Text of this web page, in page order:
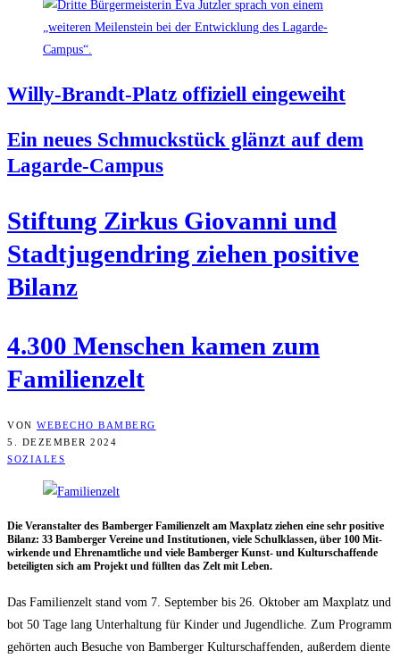
Wil­ly-Brandt-Platz offi­zi­ell eingeweiht
Ein neu­es Schmuck­stück glänzt auf dem
Lagarde-Campus
Stif­tung Zir­kus Gio­van­ni und
Stadt­ju­gend­ring zie­hen posi­ti­ve
Bilanz
4.300 Men­schen kamen zum
Familienzelt
VON WEBECHO BAMBERG
5. DEZEMBER 2024
SOZIALES
Die Ver­an­stal­ter des Bam­ber­ger Fami­li­en­zelt am Max­platz zie­hen eine sehr posi­ti­ve
Bilanz: 33 Bam­ber­ger Ver­ei­ne und Insti­tu­tio­nen, vie­le Schul­klas­sen, über 100 Mit­
wir­ken­de und Ehren­amt­li­che und vie­le Bam­ber­ger Kunst- und Kul­tur­schaf­fen­de
betei­lig­ten sich am Pro­jekt und füll­ten das Zelt mit Leben.
Das Fami­li­en­zelt stand vom 7. Sep­tem­ber bis 26. Okto­ber am Max­platz und
bot 50 Tage lang Unter­hal­tung für Kin­der und Jugend­li­che. Zum Pro­gramm
gehör­ten auch Besu­che von Bam­ber­ger Kul­tur­schaf­fen­den, außer­dem dien­te